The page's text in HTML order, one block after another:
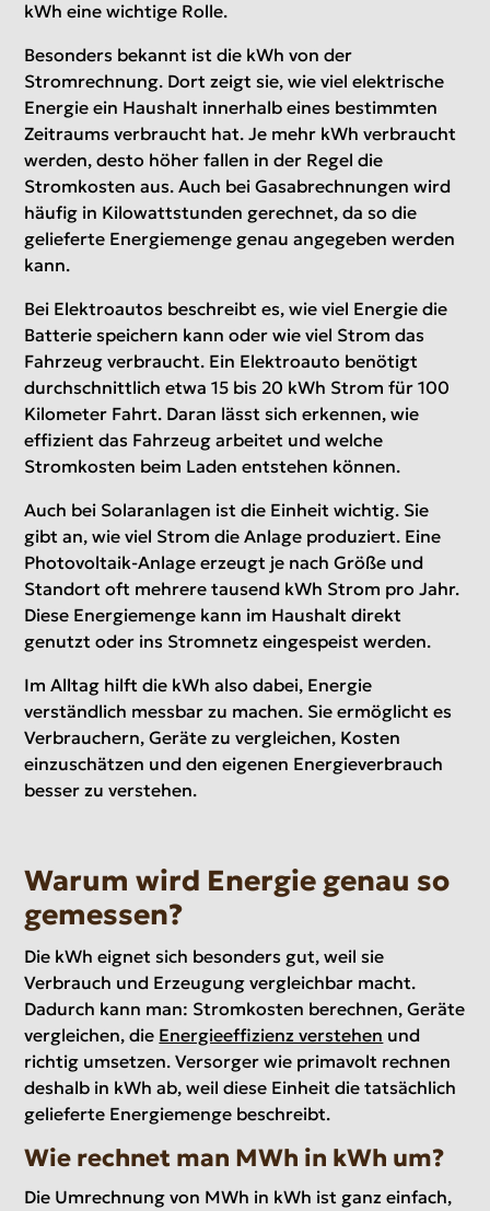
kWh eine wichtige Rolle.
Besonders bekannt ist die kWh von der
Stromrechnung. Dort zeigt sie, wie viel elektrische
Energie ein Haushalt innerhalb eines bestimmten
Zeitraums verbraucht hat. Je mehr kWh verbraucht
werden, desto höher fallen in der Regel die
Stromkosten aus. Auch bei Gasabrechnungen wird
häufig in Kilowattstunden gerechnet, da so die
gelieferte Energiemenge genau angegeben werden
kann.
Bei Elektroautos beschreibt es, wie viel Energie die
Batterie speichern kann oder wie viel Strom das
Fahrzeug verbraucht. Ein Elektroauto benötigt
durchschnittlich etwa 15 bis 20 kWh Strom für 100
Kilometer Fahrt. Daran lässt sich erkennen, wie
effizient das Fahrzeug arbeitet und welche
Stromkosten beim Laden entstehen können.
Auch bei Solaranlagen ist die Einheit wichtig. Sie
gibt an, wie viel Strom die Anlage produziert. Eine
Photovoltaik-Anlage erzeugt je nach Größe und
Standort oft mehrere tausend kWh Strom pro Jahr.
Diese Energiemenge kann im Haushalt direkt
genutzt oder ins Stromnetz eingespeist werden.
Im Alltag hilft die kWh also dabei, Energie
verständlich messbar zu machen. Sie ermöglicht es
Verbrauchern, Geräte zu vergleichen, Kosten
einzuschätzen und den eigenen Energieverbrauch
besser zu verstehen.
Warum wird Energie genau so
gemessen?
Die kWh eignet sich besonders gut, weil sie
Verbrauch und Erzeugung vergleichbar macht.
Dadurch kann man: Stromkosten berechnen, Geräte
vergleichen, die Energieeffizienz verstehen und
richtig umsetzen. Versorger wie primavolt rechnen
deshalb in kWh ab, weil diese Einheit die tatsächlich
gelieferte Energiemenge beschreibt.
Wie rechnet man MWh in kWh um?
Die Umrechnung von MWh in kWh ist ganz einfach,